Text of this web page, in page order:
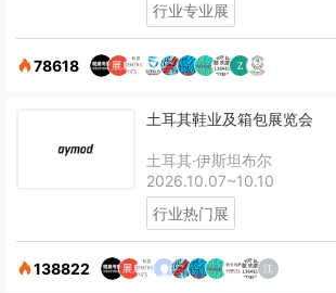
行业专业展
78618
土耳其鞋业及箱包展览会
土耳其·伊斯坦布尔
2026.10.07~10.10
行业热门展
138822